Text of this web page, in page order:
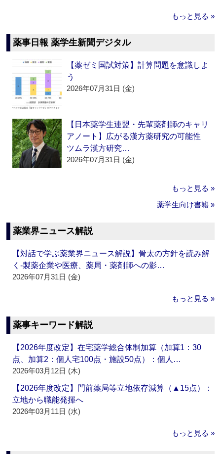
もっと見る »
薬事日報 薬学生新聞デジタル
【薬ゼミ国試対策】計算問題を意識しよ
う
2026年07月31日 (金)
【日本薬学生連盟・先輩薬剤師のキャリ
アノート】広がる漢方薬研究の可能性
ツムラ漢方研究…
2026年07月31日 (金)
もっと見る »
薬学生向け書籍 »
薬業界ニュース解説
【対話で学ぶ薬業界ニュース解説】骨太の方針を読み解
く‐製薬企業や医療、薬局・薬剤師への影…
2026年07月31日 (金)
もっと見る »
薬事キーワード解説
【2026年度改定】在宅薬学総合体制加算（加算1：30
点、加算2：個人宅100点・施設50点）：個人…
2026年03月12日 (木)
【2026年度改定】門前薬局等立地依存減算（▲15点）：
立地から職能発揮へ
2026年03月11日 (水)
もっと見る »